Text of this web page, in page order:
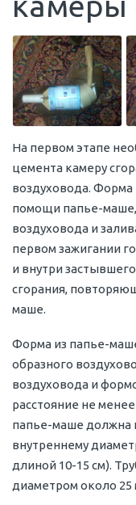
На первом этапе
цемента камеру
воздуховода. Форма
помощи папье-
воздуховода и
первом зажигании
и внутри
сгорания,
маше.
Форма из папье-
образного
воздуховода и
расстояние не
папье-маше должна
внутреннему
длиной 10-15 см).
диаметром около 25